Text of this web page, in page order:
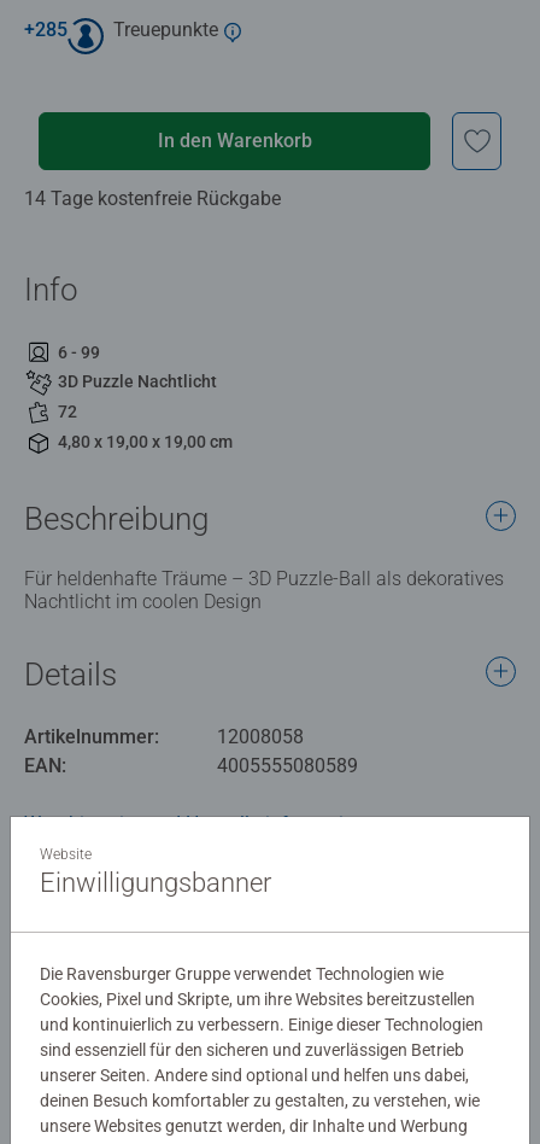
+285 Treuepunkte
In den Warenkorb
14 Tage kostenfreie Rückgabe
Info
6 - 99
3D Puzzle Nachtlicht
72
4,80 x 19,00 x 19,00 cm
Beschreibung
Für heldenhafte Träume – 3D Puzzle-Ball als dekoratives
Nachtlicht im coolen Design
Details
Artikelnummer:
12008058
EAN:
4005555080589
Warnhinweise und Herstellerinformation
Ähnliche Produkte
Noch keine Bewertungen
abgegeben
0/0
Website
Einwilligungsbanner
Die Ravensburger Gruppe verwendet Technologien wie
Cookies, Pixel und Skripte, um ihre Websites bereitzustellen
und kontinuierlich zu verbessern. Einige dieser Technologien
sind essenziell für den sicheren und zuverlässigen Betrieb
unserer Seiten. Andere sind optional und helfen uns dabei,
deinen Besuch komfortabler zu gestalten, zu verstehen, wie
unsere Websites genutzt werden, dir Inhalte und Werbung